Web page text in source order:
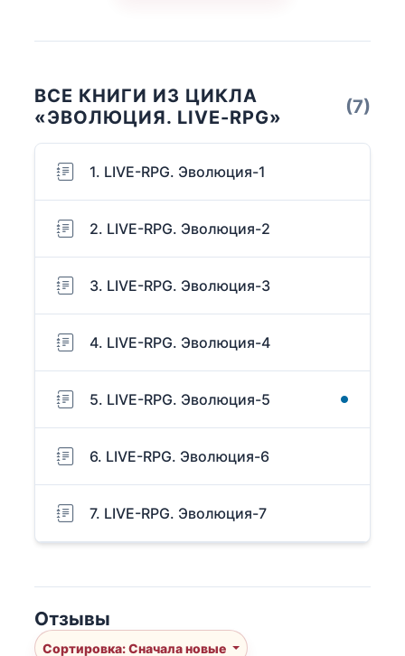
ВСЕ КНИГИ ИЗ ЦИКЛА
«ЭВОЛЮЦИЯ. LIVE-RPG»
(7)
1. LIVE-RPG. Эволюция-1
2. LIVE-RPG. Эволюция-2
3. LIVE-RPG. Эволюция-3
4. LIVE-RPG. Эволюция-4
5. LIVE-RPG. Эволюция-5
6. LIVE-RPG. Эволюция-6
7. LIVE-RPG. Эволюция-7
Отзывы
Сортировка: Сначала новые